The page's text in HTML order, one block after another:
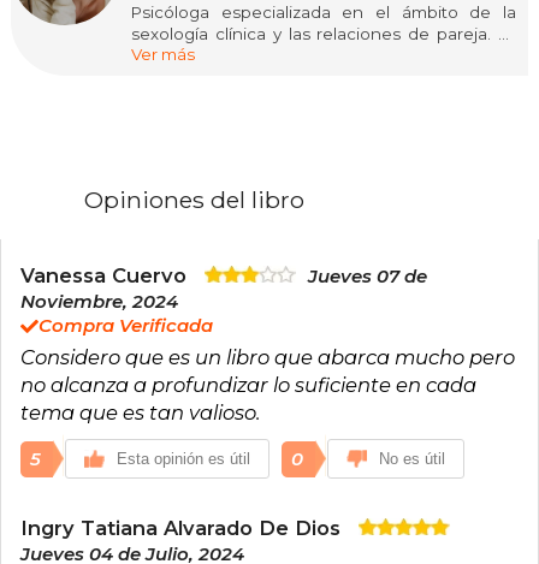
Psicóloga especializada en el ámbito de la
sexología clínica y las relaciones de pareja. Es
originaria de la isla de Ibiza, pero se mudó a
Ver más
Opiniones del libro
Vanessa Cuervo
Jueves 07 de
Noviembre, 2024
Compra Verificada
Considero que es un libro que abarca mucho pero
no alcanza a profundizar lo suficiente en cada
tema que es tan valioso.
5 Esta opinión es útil 0 No es útil
Ingry Tatiana Alvarado De Dios
Jueves 04 de Julio, 2024